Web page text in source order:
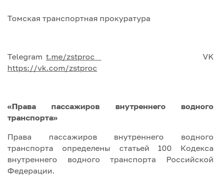
Томская транспортная прокуратура
Telegram t.me/zstproc
VK
https://vk.com/zstproc
«Права пассажиров внутреннего водного
транспорта»
Права пассажиров внутреннего водного
транспорта определены статьей 100 Кодекса
внутреннего водного транспорта Российской
Федерации.